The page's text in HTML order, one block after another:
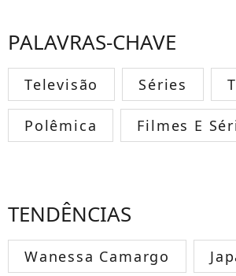
PALAVRAS-CHAVE
Televisão Séries
Polêmica Filmes E
TENDÊNCIAS
Wanessa Camargo